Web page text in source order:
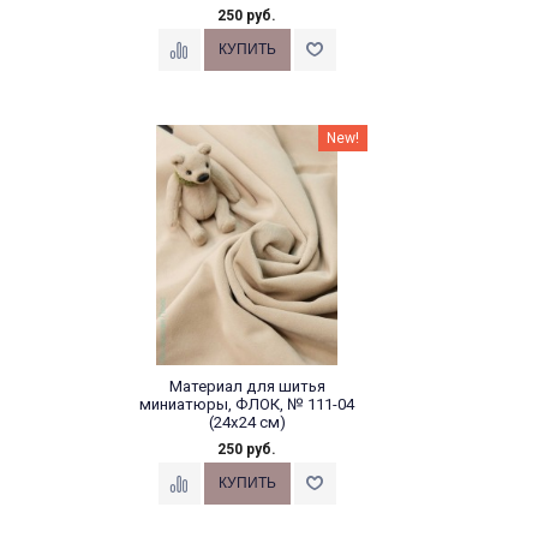
250 руб.
New!
Материал для шитья
миниатюры, ФЛОК, № 111-04
(24х24 см)
250 руб.